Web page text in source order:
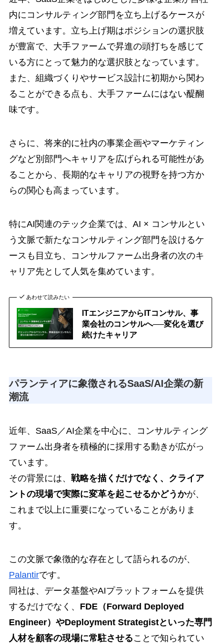
内にコンサルティング部門を立ち上げるケースが
増えています。立ち上げ期はポジションの選択肢
が豊富で、大手ファームで昇進の頭打ちを感じて
いる方にとって魅力的な選択肢となっています。
また、組織づくりやサービス設計に初期から関わ
ることができる点も、大手ファームにはない醍醐
味です。
さらに、将来的に社内の事業企画やマーケティン
グなど別部門へキャリアを広げられる可能性があ
ることから、長期的なキャリアの視野を持つ方か
らの関心も高まっています。
特にAI関連のテック企業では、AI × コンサルとい
う文脈で新たなコンサルティング部門を設けるケ
ースも目立ち、コンサルファーム出身者の次のキ
ャリア先として人気を集めています。
あわせて読みたい
ITエンジニアからITコンサル、事
業会社のコンサルへ──変化を選び
続けたキャリア
パランティアに象徴されるSaaS/AI企業の新
潮流
近年、SaaS／AI企業を中心に、コンサルティング
ファーム出身者を積極的に採用する動きが広がっ
ています。
その背景には、 戦略を描くだけでなく、クライア
ントの現場で実際に変革を起こせるかどうかが、
これまで以上に重要になっていることがありま
す。
この文脈で象徴的な存在として語られるのが、
Palantirです。
同社は、データ基盤やAIプラットフォームを提供
するだけでなく、 FDE（Forward Deployed
Engineer）やDeployment Strategistといった専門
人材を顧客の現場に常駐させることで知られてい